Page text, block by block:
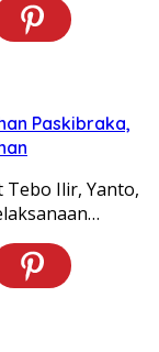
Paskibraka,
Tebo Ilir, Yanto,